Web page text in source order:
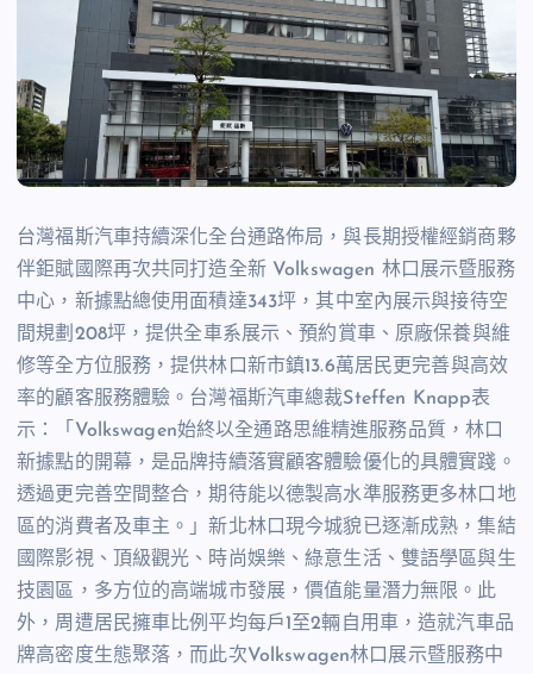
台灣福斯汽車持續深化全台通路佈局，與長期授權經銷商夥
伴鉅賦國際再次共同打造全新 Volkswagen 林口展示暨服務
中心，新據點總使用面積達343坪，其中室內展示與接待空
間規劃208坪，提供全車系展示、預約賞車、原廠保養與維
修等全方位服務，提供林口新市鎮13.6萬居民更完善與高效
率的顧客服務體驗。台灣福斯汽車總裁Steffen Knapp表
示：「Volkswagen始終以全通路思維精進服務品質，林口
新據點的開幕，是品牌持續落實顧客體驗優化的具體實踐。
透過更完善空間整合，期待能以德製高水準服務更多林口地
區的消費者及車主。」新北林口現今城貌已逐漸成熟，集結
國際影視、頂級觀光、時尚娛樂、綠意生活、雙語學區與生
技園區，多方位的高端城市發展，價值能量潛力無限。此
外，周遭居民擁車比例平均每戶1至2輛自用車，造就汽車品
牌高密度生態聚落，而此次Volkswagen林口展示暨服務中